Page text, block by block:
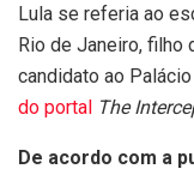
Lula se referia ao
Rio de Janeiro, filho
candidato ao
do portal The
De acordo com a